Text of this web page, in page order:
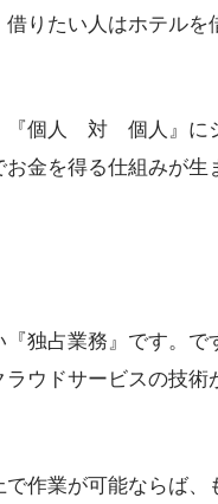
りたい人はホテルを
個人 対 個人』にシ
金を得る仕組みが生
独占業務』です。で
ウドサービスの技術
作業が可能ならば、